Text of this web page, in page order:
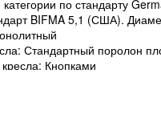
категории по стандарту
BIFMA 5,1 (США).
Стандартный поролон
кресла: Кнопками